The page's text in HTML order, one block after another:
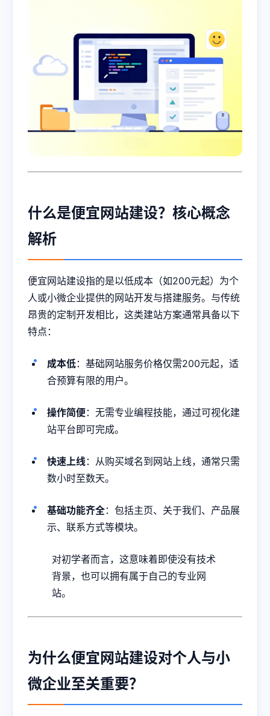
什么是便宜网站建设？核心概念
解析
便宜网站建设指的是以低成本（如200元起）为个
人或小微企业提供的网站开发与搭建服务。与传统
昂贵的定制开发相比，这类建站方案通常具备以下
特点：
成本低：基础网站服务价格仅需200元起，适
合预算有限的用户。
操作简便：无需专业编程技能，通过可视化建
站平台即可完成。
快速上线：从购买域名到网站上线，通常只需
数小时至数天。
基础功能齐全：包括主页、关于我们、产品展
示、联系方式等模块。
对初学者而言，这意味着即使没有技术
背景，也可以拥有属于自己的专业网
站。
为什么便宜网站建设对个人与小
微企业至关重要？